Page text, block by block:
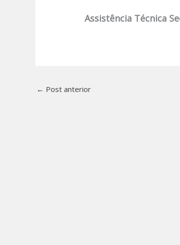
Assistência Técnica
← Post anterior